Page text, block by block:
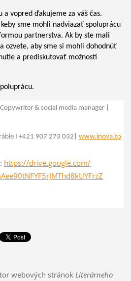
a vopred ďakujeme za váš čas.
sme mohli nadviazať spoluprácu
partnerstva. Ak by ste mali
ozvete, aby sme si mohli dohodnúť
a prediskutovať možnosti
& social media manager |
I +421 907 273 032| www.inova.to
https://drive.google.com/
rzZ
webových stránok Literárneho